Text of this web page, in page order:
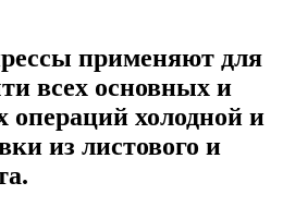
применяют для
всех основных и
операций холодной и
из листового и